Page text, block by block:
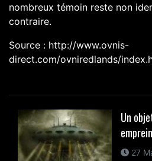
nombreux témoin reste non
contraire.
Source : http://www.ovnis-
direct.com/ovniredlands/
Un
27